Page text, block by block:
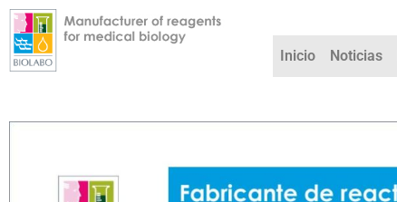
contenido
Inicio Noticias